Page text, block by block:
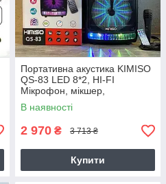
Портативна акустика KIMISO
QS-83 LED 8*2, HI-FI
Мікрофон, мікшер,
світломузика, потужність 70
Вт
В наявності
2 970 ₴ 3 713 ₴
Купити